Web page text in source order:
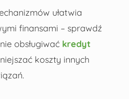
ułatwia
finansami – sprawdź
obsługiwać kredyt
koszty innych